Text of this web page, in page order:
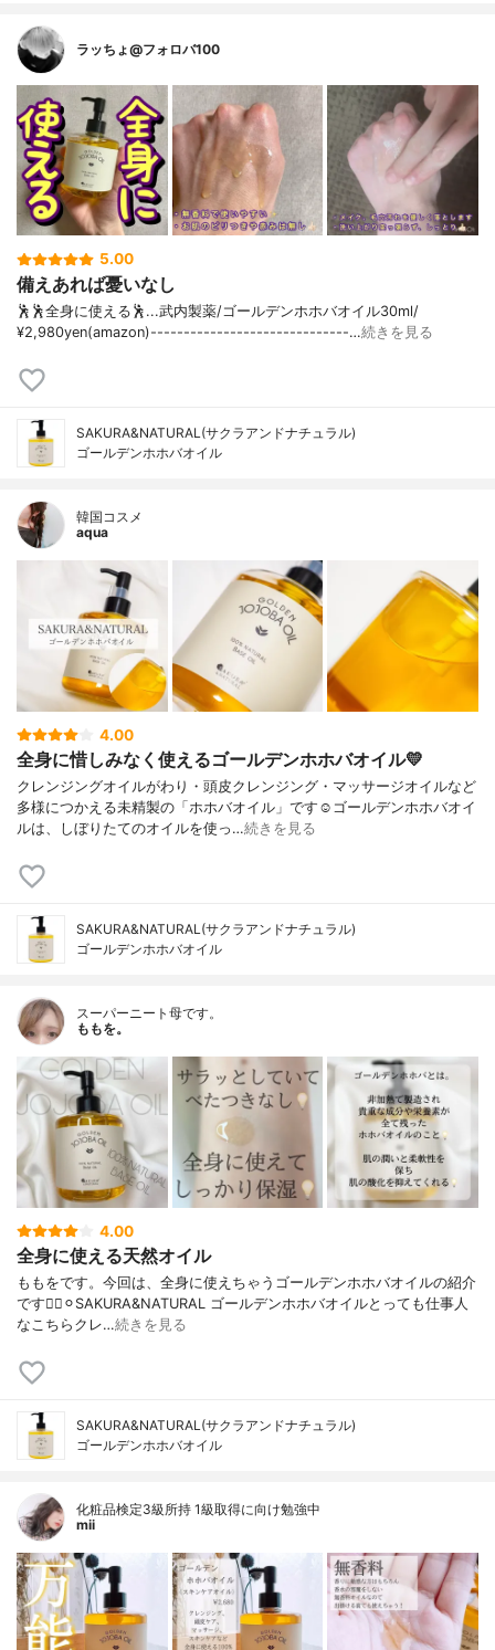
ラッちょ@フォロバ100
5.00
備えあれば憂いなし
🕺🕺全身に使える🕺...武内製薬/ゴールデンホホバオイル30ml/
¥2,980yen(amazon)------------------------------…続きを見る
SAKURA&NATURAL(サクラアンドナチュラル)
ゴールデンホホバオイル
韓国コスメ
aqua
4.00
全身に惜しみなく使えるゴールデンホホバオイル💛
クレンジングオイルがわり・頭皮クレンジング・マッサージオイルなど
多様につかえる未精製の「ホホバオイル」です☺️ゴールデンホホバオイ
ルは、しぼりたてのオイルを使っ…続きを見る
SAKURA&NATURAL(サクラアンドナチュラル)
ゴールデンホホバオイル
スーパーニート母です。
ももを。
4.00
全身に使える天然オイル
ももをです。今回は、全身に使えちゃうゴールデンホホバオイルの紹介
です💁‍♀️⚪︎SAKURA&NATURAL ゴールデンホホバオイルとっても仕事人
なこちらクレ…続きを見る
SAKURA&NATURAL(サクラアンドナチュラル)
ゴールデンホホバオイル
化粧品検定3級所持 1級取得に向け勉強中
mii